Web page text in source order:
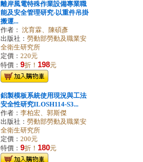
離岸風電特殊作業設備專業職
能及安全管理研究-以重件吊掛
搬運...
作者： 沈育霖、陳碩彥
出版社： 勞動部勞動及職業安
全衛生研究所
定價： 220元
特價： 9折！ 198元
鋁製模板系統使用現況與工法
安全性研究ILOSH114-S3...
作者： 李柏宏、郭斯傑
出版社： 勞動部勞動及職業安
全衛生研究所
定價： 200元
特價： 9折！ 180元